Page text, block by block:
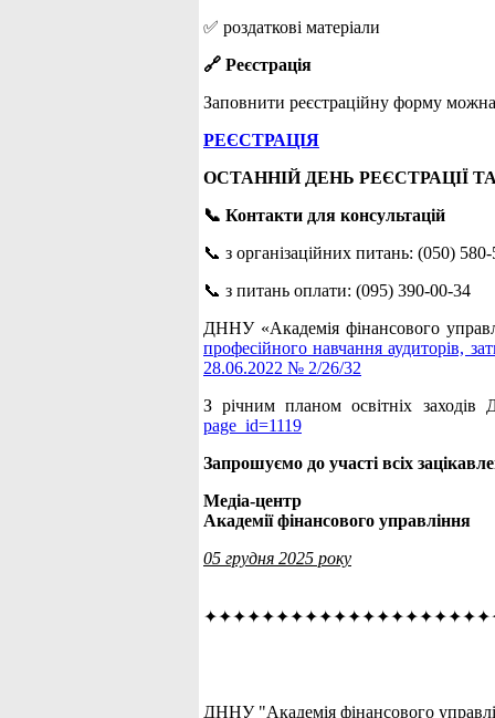
✅ роздаткові матеріали
🔗 Реєстрація
Заповнити реєстраційну форму
РЕЄСТРАЦІЯ
ОСТАННІЙ ДЕНЬ РЕЄСТРАЦІЇ
📞 Контакти для консультацій
📞 з організаційних питань: (050)
📞 з питань оплати: (095) 390-00-34
ДННУ «Академія фінансового
професійного навчання аудиторів,
28.06.2022 № 2/26/32
З річним планом освітніх
page_id=1119
Запрошуємо до участі всіх
Медіа-центр
Академії фінансового управління
05 грудня 2025 року
ДННУ "Академія фінансового